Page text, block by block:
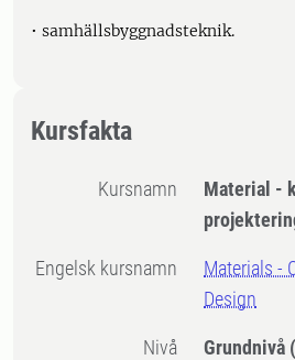
• samhällsbyggnadsteknik.
Kursfakta
Kursnamn
Material -
Engelsk kursnamn
Materials -
Design
Nivå Grundnivå